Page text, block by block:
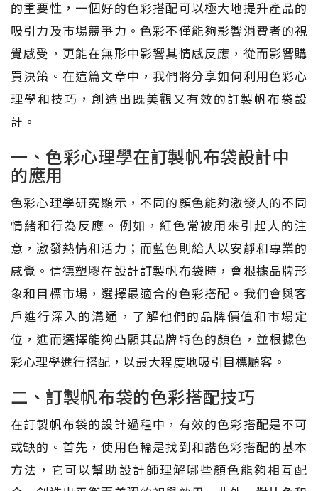
的重要性，一個好的色彩搭配可以極大地提升產品的
吸引力及市場競爭力。色彩不僅能夠影響消費者的視
覺感受，更能在無形中影響其情感反應，從而影響購
買決策。在這篇文章中，我們將分享如何利用色彩心
理學和技巧，創造出既美觀又有效的訂製帆布袋設
計。
一、色彩心理學在訂製帆布袋設計中
的應用
色彩心理學研究顯示，不同的顏色能夠激發人的不同
情緒和行為反應。例如，紅色常被用來引起人的注
意，激發熱情和活力；而藍色則給人以安靜和專業的
感覺。信德塑膠在設計訂製帆布袋時，會根據品牌形
象和目標市場，選擇最適合的色彩搭配。我們會與客
戶進行深入的溝通，了解他們的品牌價值和市場定
位，進而選擇能夠凸顯其品牌特色的顏色，並根據色
彩心理學進行搭配，以最大程度地吸引目標顧客。
二、訂製帆布袋的色彩搭配技巧
在訂製帆布袋的設計過程中，有效的色彩搭配是不可
或缺的。首先，使用色輪是找到和諧色彩搭配的基本
方法，它可以幫助設計師理解哪些顏色能夠相互配